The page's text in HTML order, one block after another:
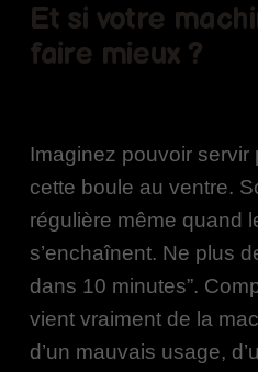
Et si votre
faire mieux ?
Imaginez pouvoir
cette boule au ventre.
régulière même quand
s’enchaînent. Ne plus
dans 10 minutes”.
vient vraiment de la
d’un mauvais usage,